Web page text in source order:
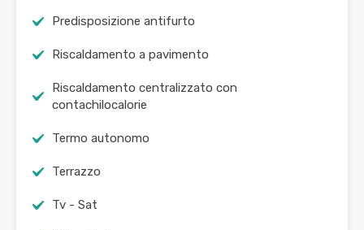
Predisposizione antifurto
Riscaldamento a pavimento
Riscaldamento centralizzato con
contachilocalorie
Termo autonomo
Terrazzo
Tv - Sat